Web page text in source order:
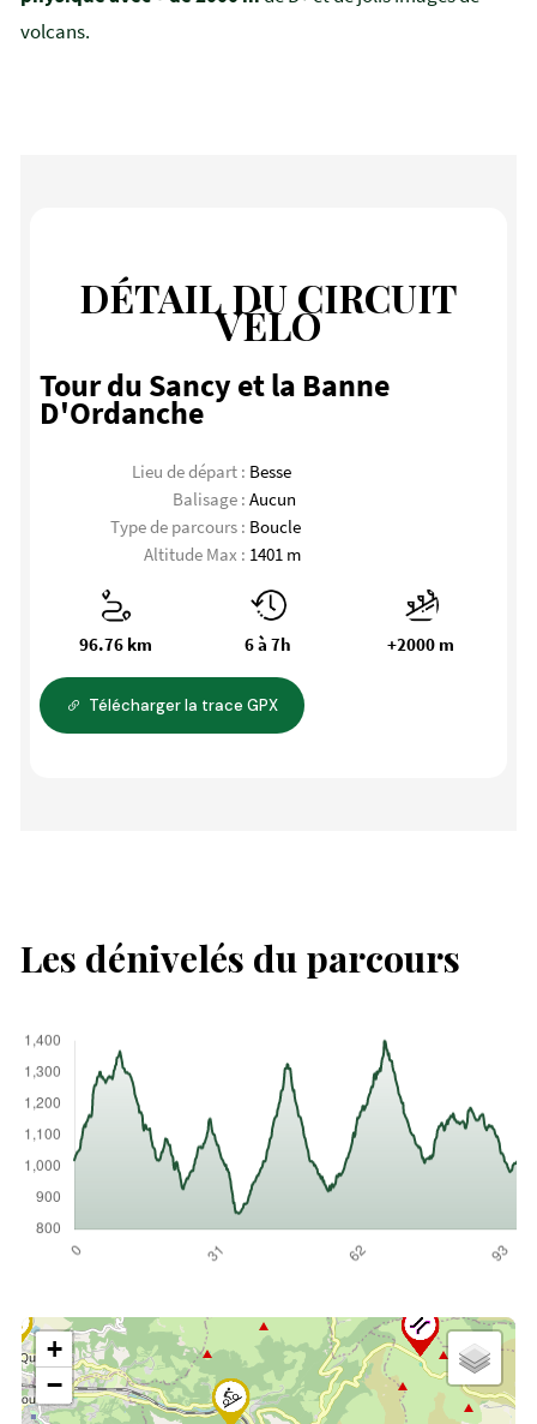
volcans.
DÉTAIL DU CIRCUIT
VÉLO
Tour du Sancy et la Banne
D'Ordanche
Lieu de départ : Besse
Balisage : Aucun
Type de parcours : Boucle
Altitude Max : 1401 m
96.76 km 6 à 7h +2000 m
Télécharger la trace GPX
Les dénivelés du parcours
+
−